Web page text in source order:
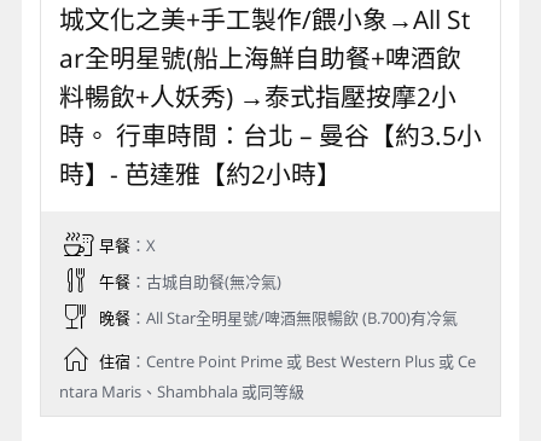
城文化之美+手工製作/餵小象→All St
ar全明星號(船上海鮮自助餐+啤酒飲
料暢飲+人妖秀) →泰式指壓按摩2小
時。 行車時間：台北 – 曼谷【約3.5小
時】- 芭達雅【約2小時】
早餐：X
午餐：古城自助餐(無冷氣)
晚餐：All Star全明星號/啤酒無限暢飲 (B.700)有冷氣
住宿：Centre Point Prime 或 Best Western Plus 或 Ce
ntara Maris、Shambhala 或同等級